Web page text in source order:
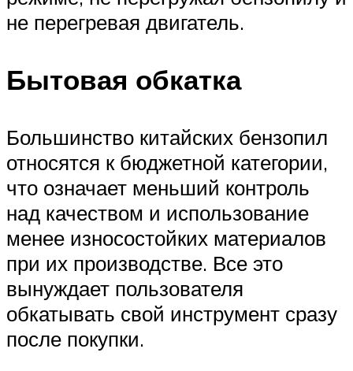
не перегревая двигатель.
Бытовая обкатка
Большинство китайских бензопил
относятся к бюджетной категории,
что означает меньший контроль
над качеством и использование
менее износостойких материалов
при их производстве. Все это
вынуждает пользователя
обкатывать свой инструмент сразу
после покупки.